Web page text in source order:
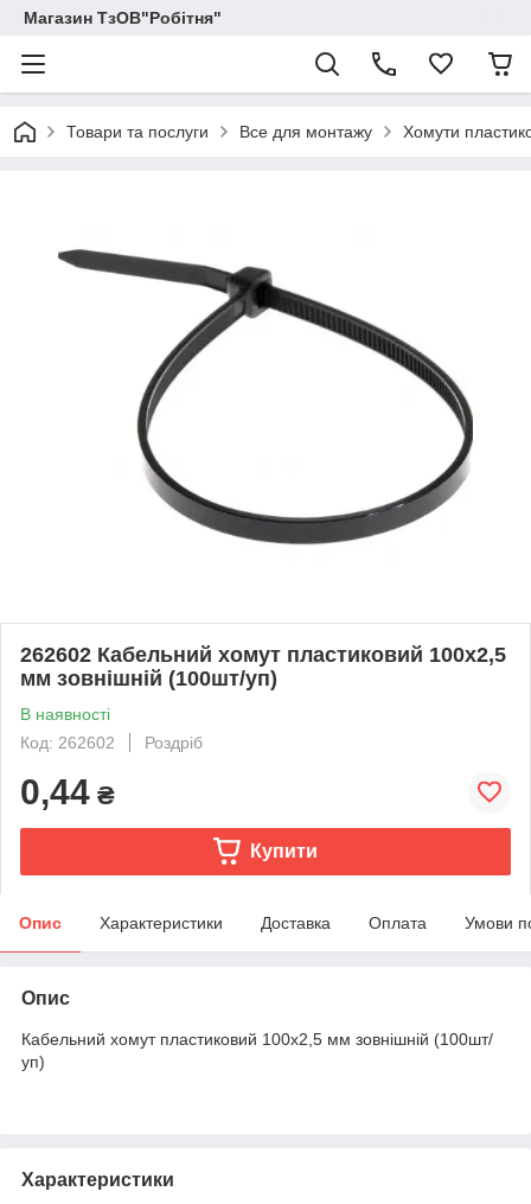
Магазин ТзОВ"Робітня"
Товари та послуги Все для монтажу Хомути
262602 Кабельний хомут пластиковий 100х2,5
мм зовнішній (100шт/уп)
В наявності
Код: 262602
Роздріб
0,44 ₴
Купити
Опис Характеристики Доставка Оплата Умови
Опис
Кабельний хомут пластиковий 100х2,5 мм зовнішній (100шт/
уп)
Характеристики